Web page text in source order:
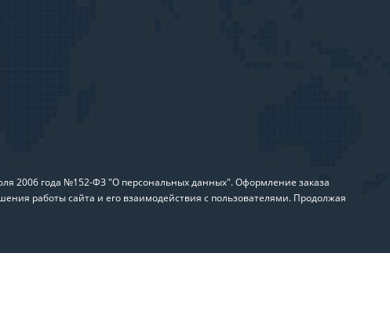
2006 года №152-ФЗ "О персональных данных". Оформление заказа
работы сайта и его взаимодействия с пользователями. Продолжая